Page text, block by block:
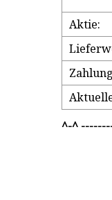
Aktie:
^-^